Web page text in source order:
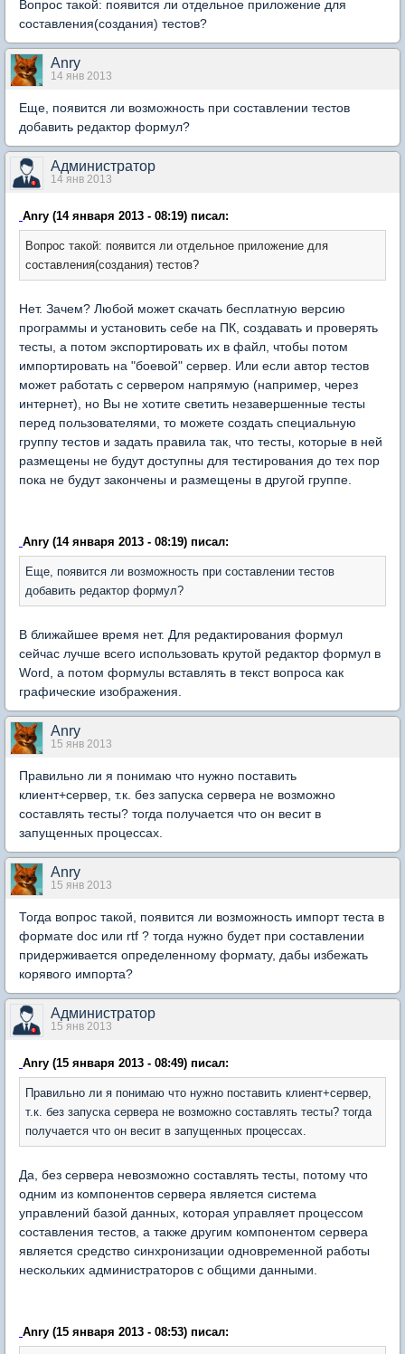
Вопрос такой: появится ли отдельное приложение для
составления(создания) тестов?
Anry
14 янв 2013
Еще, появится ли возможность при составлении тестов
добавить редактор формул?
Администратор
14 янв 2013
Anry (14 января 2013 - 08:19) писал:
Вопрос такой: появится ли отдельное приложение для
составления(создания) тестов?
Нет. Зачем? Любой может скачать бесплатную версию
программы и установить себе на ПК, создавать и проверять
тесты, а потом экспортировать их в файл, чтобы потом
импортировать на "боевой" сервер. Или если автор тестов
может работать с сервером напрямую (например, через
интернет), но Вы не хотите светить незавершенные тесты
перед пользователями, то можете создать специальную
группу тестов и задать правила так, что тесты, которые в ней
размещены не будут доступны для тестирования до тех пор
пока не будут закончены и размещены в другой группе.
Anry (14 января 2013 - 08:19) писал:
Еще, появится ли возможность при составлении тестов
добавить редактор формул?
В ближайшее время нет. Для редактирования формул
сейчас лучше всего использовать крутой редактор формул в
Word, а потом формулы вставлять в текст вопроса как
графические изображения.
Anry
15 янв 2013
Правильно ли я понимаю что нужно поставить
клиент+сервер, т.к. без запуска сервера не возможно
составлять тесты? тогда получается что он весит в
запущенных процессах.
Anry
15 янв 2013
Тогда вопрос такой, появится ли возможность импорт теста в
формате doc или rtf ? тогда нужно будет при составлении
придерживается определенному формату, дабы избежать
корявого импорта?
Администратор
15 янв 2013
Anry (15 января 2013 - 08:49) писал:
Правильно ли я понимаю что нужно поставить клиент+сервер,
т.к. без запуска сервера не возможно составлять тесты? тогда
получается что он весит в запущенных процессах.
Да, без сервера невозможно составлять тесты, потому что
одним из компонентов сервера является система
управлений базой данных, которая управляет процессом
составления тестов, а также другим компонентом сервера
является средство синхронизации одновременной работы
нескольких администраторов с общими данными.
Anry (15 января 2013 - 08:53) писал: